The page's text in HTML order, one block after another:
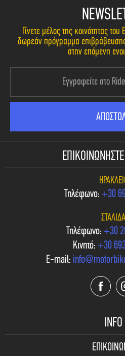
Γίνετε μέλος της κοινότητας
δωρεάν πρόγραμμα
στην επόμενη
Τηλέφωνο: +30
ΣΤΑΛΊΔΑ
Τηλέφωνο: +30
Κινητό: +30
E-mail:
INFO